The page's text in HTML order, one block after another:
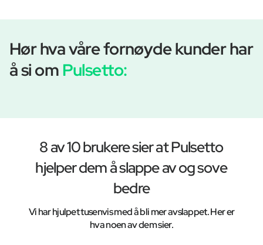
Hør hva våre fornøyde kunder har
å si om Pulsetto:
8 av 10 brukere sier at Pulsetto
hjelper dem å slappe av og sove
bedre
Vi har hjulpet tusenvis med å bli mer avslappet. Her er
hva noen av dem sier.